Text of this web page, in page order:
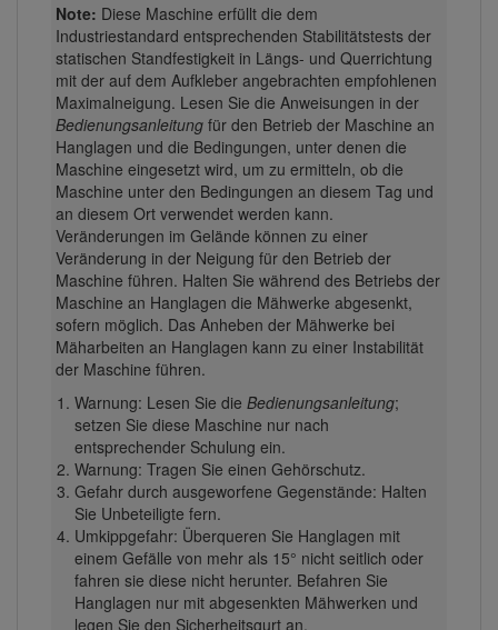
Note: Diese Maschine erfüllt die dem
Industriestandard entsprechenden Stabilitätstests der
statischen Standfestigkeit in Längs- und Querrichtung
mit der auf dem Aufkleber angebrachten empfohlenen
Maximalneigung. Lesen Sie die Anweisungen in der
Bedienungsanleitungfür den Betrieb der Maschine an
Hanglagen und die Bedingungen, unter denen die
Maschine eingesetzt wird, um zu ermitteln, ob die
Maschine unter den Bedingungen an diesem Tag und
an diesem Ort verwendet werden kann.
Veränderungen im Gelände können zu einer
Veränderung in der Neigung für den Betrieb der
Maschine führen. Halten Sie während des Betriebs der
Maschine an Hanglagen die Mähwerke abgesenkt,
sofern möglich. Das Anheben der Mähwerke bei
Mäharbeiten an Hanglagen kann zu einer Instabilität
der Maschine führen.
Warnung: Lesen Sie die Bedienungsanleitung;
setzen Sie diese Maschine nur nach
entsprechender Schulung ein.
Warnung: Tragen Sie einen Gehörschutz.
Gefahr durch ausgeworfene Gegenstände: Halten
Sie Unbeteiligte fern.
Umkippgefahr: Überqueren Sie Hanglagen mit
einem Gefälle von mehr als 15° nicht seitlich oder
fahren sie diese nicht herunter. Befahren Sie
Hanglagen nur mit abgesenkten Mähwerken und
legen Sie den Sicherheitsgurt an.